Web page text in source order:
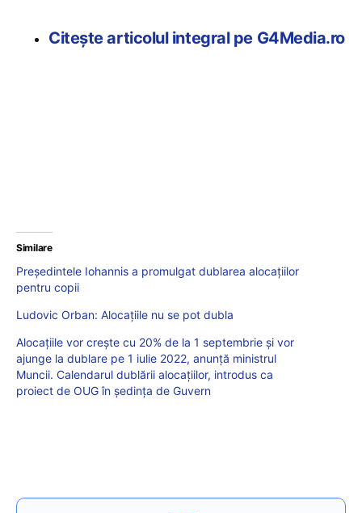
Citește articolul integral pe G4Media.ro
Similare
Președintele Iohannis a promulgat dublarea alocațiilor
pentru copii
Ludovic Orban: Alocațiile nu se pot dubla
Alocațiile vor crește cu 20% de la 1 septembrie și vor
ajunge la dublare pe 1 iulie 2022, anunță ministrul
Muncii. Calendarul dublării alocațiilor, introdus ca
proiect de OUG în ședința de Guvern